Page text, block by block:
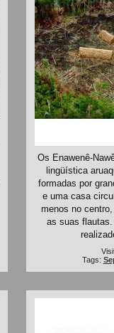
Os Enawenê-
lingüística
formadas por
e uma casa
menos no
as suas
Tags: